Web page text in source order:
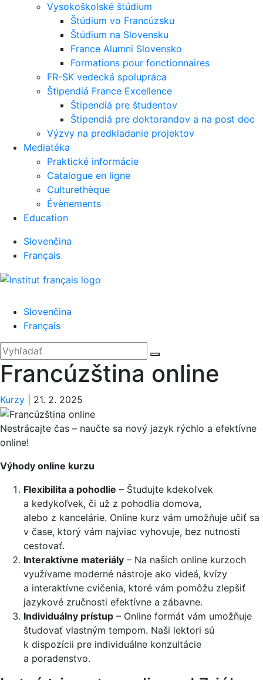
Vysokoškolské štúdium
Štúdium vo Francúzsku
Štúdium na Slovensku
France Alumni Slovensko
Formations pour fonctionnaires
FR-SK vedecká spolupráca
Štipendiá France Excellence
Štipendiá pre študentov
Štipendiá pre doktorandov a na post doc
Výzvy na predkladanie projektov
Mediatéka
Praktické informácie
Catalogue en ligne
Culturethèque
Évènements
Education
Slovenčina
Français
Slovenčina
Français
'.__('Search').'
Zatvoriť
Hľadať:
Francúzština online
Kurzy 21. 2. 2025
Nestrácajte čas – naučte sa nový jazyk rýchlo a efektívne
online!
Výhody online kurzu
Flexibilita a pohodlie – Študujte kdekoľvek
a kedykoľvek, či už z pohodlia domova,
alebo z kancelárie. Online kurz vám umožňuje učiť sa
v čase, ktorý vám najviac vyhovuje, bez nutnosti
cestovať.
Interaktívne materiály – Na našich online kurzoch
využívame moderné nástroje ako videá, kvízy
a interaktívne cvičenia, ktoré vám pomôžu zlepšiť
jazykové zručnosti efektívne a zábavne.
Individuálny prístup – Online formát vám umožňuje
študovať vlastným tempom. Naši lektori sú
k dispozícii pre individuálne konzultácie
a poradenstvo.